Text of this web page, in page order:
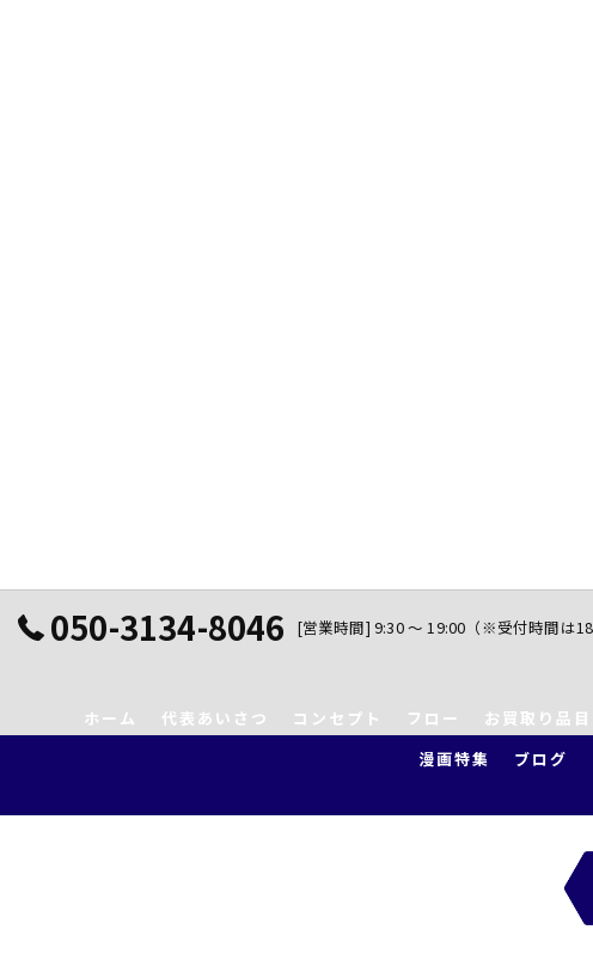
050-3134-8046 [営業時間] 9:30 ～ 19:00（※受付時間は
ホーム 代表あいさつ コンセプト フロー お買取り品目
漫画特集
ブログ